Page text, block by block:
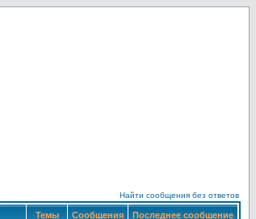
Найти сообщения без ответов
Темы Сообщения Последнее сообщение